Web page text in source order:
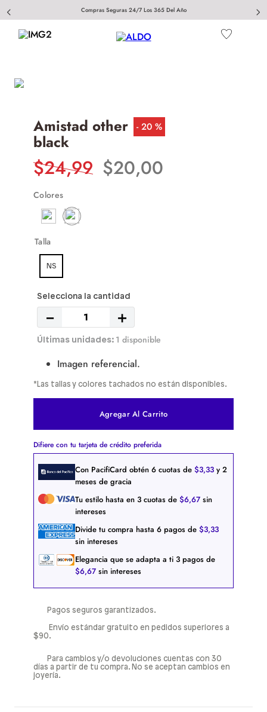
Compras Seguras 24/7 Los 365 Del Año
Amistad other
black
20 %
$24,99 $20,00
Colores
Talla
NS
＋
－
1 disponible
Imagen referencial.
*Las tallas y colores tachados no están disponibles.
Agregar Al Carrito
Difiere con tu tarjeta de crédito preferida
Con PacifiCard obtén 6 cuotas de $3,33 y 2
meses de gracia
Tu estilo hasta en 3 cuotas de $6,67 sin
intereses
Divide tu compra hasta 6 pagos de $3,33
sin intereses
Elegancia que se adapta a ti 3 pagos de
$6,67 sin intereses
Pagos seguros garantizados.
Envío estándar gratuito en pedidos superiores a
$90.
Para cambios y/o devoluciones cuentas con 30
días a partir de tu compra. No se aceptan cambios en
joyería.